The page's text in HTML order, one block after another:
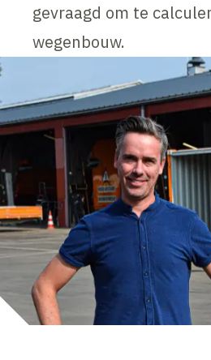
gevraagd om te
wegenbouw.